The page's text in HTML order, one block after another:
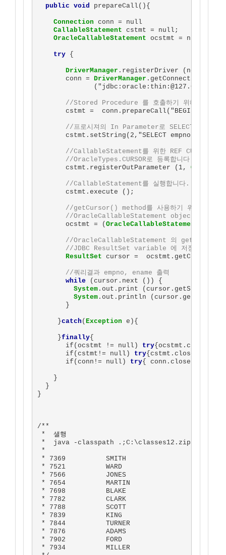
public void prepareCall(){
Connection conn = null
CallableStatement cstmt = null;
OracleCallableStatement ocstmt = null;
try {
DriverManager .registerDriver (new
       conn =
DriverManager .getConnection
//Stored Procedure 를 호출하기 위해 JDBC
cstmt =  conn.prepareCall("BEGIN
//프로시져의 In Parameter로 SELECT문장을 넘
cstmt.setString(2,"SELECT empno, ename
//CallableStatement를 위한 REF CURSOR
       //OracleTypes.CURSOR로 등록합니다.
       cstmt.registerOutParameter (1,
//CallableStatement를 실행합니다.
       cstmt.execute ();
//getCursor() method를 사용하기 위해
//OracleCallableStatement object로 바꿉니
       ocstmt = (
OracleCallableStatement
//OracleCallableStatement 의 getCursor()
       //JDBC ResultSet variable 에 저장합니다.
ResultSet cursor =  ocstmt.getCursor
//쿼리결과 empno, ename 출력
while (cursor.next ()) {
System.out.print (cursor.getString
System.out.println (cursor.getString
       }
     }
catch (Exception e){
     }
finally{
       if(ocstmt != null)
try
       if(cstmt!= null)
try{cstmt.close();}
       if(conn!= null)
try{ conn.close();}
    }
  }
}
/**
*  샐행
*  java -classpath .;C:\classes12.zip
*
* 7369          SMITH
* 7521          WARD
* 7566          JONES
* 7654          MARTIN
* 7698          BLAKE
* 7782          CLARK
* 7788          SCOTT
* 7839          KING
* 7844          TURNER
* 7876          ADAMS
* 7902          FORD
* 7934          MILLER